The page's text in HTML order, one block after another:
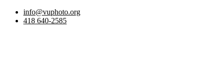
info@vuphoto.org
418 640-2585